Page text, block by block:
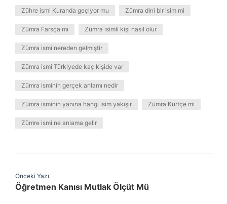
Zühre ismi Kuranda geçiyor mu Zümra dini bir isim mi
Zümra Farsça mı Zümra isimli kişi nasıl olur
Zümra ismi nereden gelmiştir
Zümra ismi Türkiyede kaç kişide var
Zümra isminin gerçek anlamı nedir
Zümra isminin yanına hangi isim yakışır Zümra Kürtçe mi
Zümre ismi ne anlama gelir
Önceki Yazı
Öğretmen Kanısı Mutlak Ölçüt Mü